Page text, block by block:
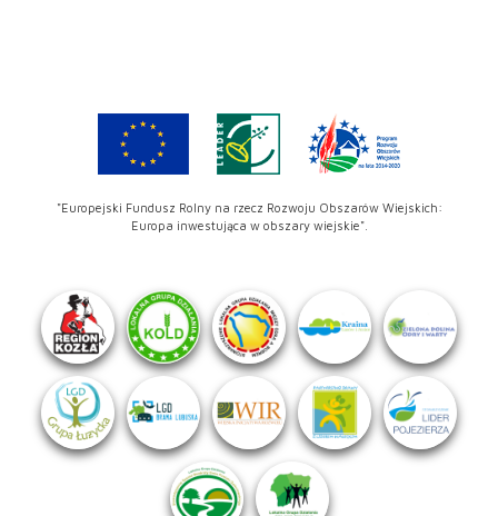
"Europejski Fundusz Rolny na rzecz Rozwoju Obszarów Wiejskich:
Europa inwestująca w obszary wiejskie".